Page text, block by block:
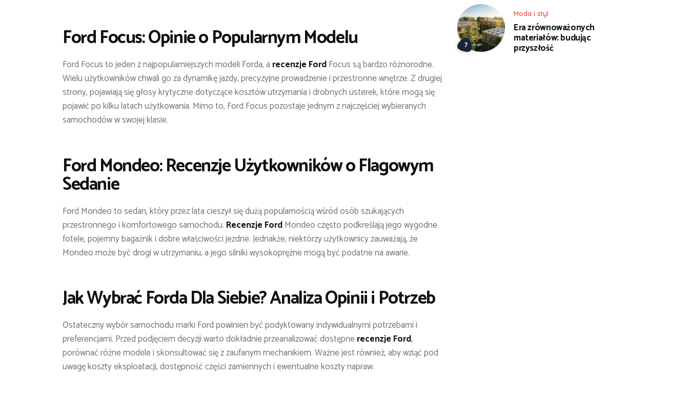
Ford Focus: Opinie o Popularnym Modelu
Ford Focus to jeden z najpopularniejszych modeli Forda, a recenzje FordFocus są bardzo różnorodne.
Wielu użytkowników chwali go za dynamikę jazdy, precyzyjne prowadzenie i przestronne wnętrze. Z drugiej
strony, pojawiają się głosy krytyczne dotyczące kosztów utrzymania i drobnych usterek, które mogą się
pojawić po kilku latach użytkowania. Mimo to, Ford Focus pozostaje jednym z najczęściej wybieranych
samochodów w swojej klasie.
Ford Mondeo: Recenzje Użytkowników o Flagowym
Sedanie
Ford Mondeo to sedan, który przez lata cieszył się dużą popularnością wśród osób szukających
przestronnego i komfortowego samochodu. Recenzje FordMondeo często podkreślają jego wygodne
fotele, pojemny bagażnik i dobre właściwości jezdne. Jednakże, niektórzy użytkownicy zauważają, że
Mondeo może być drogi w utrzymaniu, a jego silniki wysokoprężne mogą być podatne na awarie.
Jak Wybrać Forda Dla Siebie? Analiza Opinii i Potrzeb
Ostateczny wybór samochodu marki Ford powinien być podyktowany indywidualnymi potrzebami i
preferencjami. Przed podjęciem decyzji warto dokładnie przeanalizować dostępnerecenzje Ford,
porównać różne modele i skonsultować się z zaufanym mechanikiem. Ważne jest również, aby wziąć pod
uwagę koszty eksploatacji, dostępność części zamiennych i ewentualne koszty napraw.
Moda i styl
Era zrównoważonych
materiałów: budując
przyszłość